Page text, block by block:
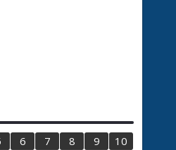
6 7 8 9
10